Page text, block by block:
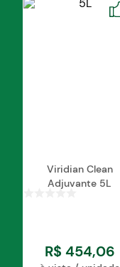
Viridian Clean
Adjuvante 5L
R$ 454,06